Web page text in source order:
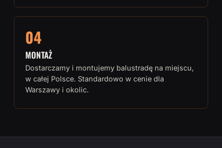
04
MONTAŻ
Dostarczamy i montujemy balustradę na miejscu,
w całej Polsce. Standardowo w cenie dla
Warszawy i okolic.